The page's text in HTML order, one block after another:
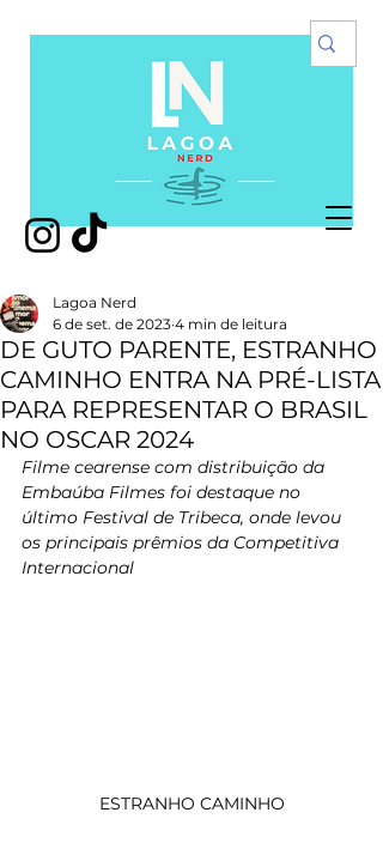
DE GUTO PARENTE, ESTRANHO
CAMINHO ENTRA NA PRÉ-LISTA
PARA REPRESENTAR O BRASIL
NO OSCAR 2024
Lagoa Nerd
6 de set. de 2023 4 min de leitura
Filme cearense com distribuição da
Embaúba Filmes foi destaque no
último Festival de Tribeca, onde levou
os principais prêmios da Competitiva
Internacional
ESTRANHO CAMINHO